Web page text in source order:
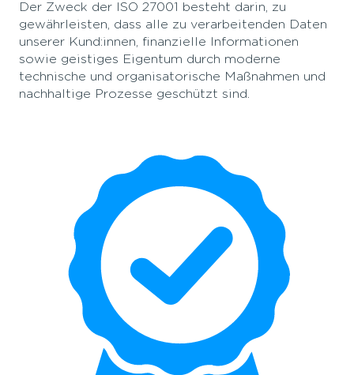
Der Zweck der ISO 27001 besteht darin, zu
gewährleisten, dass alle zu verarbeitenden Daten
unserer Kund:innen, finanzielle Informationen
sowie geistiges Eigentum durch moderne
technische und organisatorische Maßnahmen und
nachhaltige Prozesse geschützt sind.